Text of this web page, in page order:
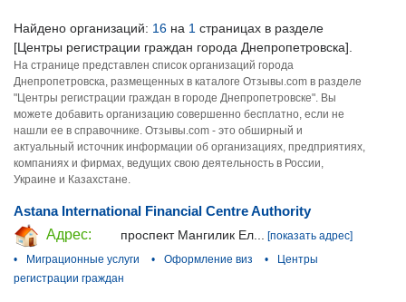
Найдено организаций: 16 на 1 страницах в разделе
[Центры регистрации граждан города Днепропетровска].
На странице представлен список организаций города
Днепропетровска, размещенных в каталоге Отзывы.com в разделе
"Центры регистрации граждан в городе Днепропетровске". Вы
можете добавить организацию совершенно бесплатно, если не
нашли ее в справочнике. Отзывы.com - это обширный и
актуальный источник информации об организациях, предприятиях,
компаниях и фирмах, ведущих свою деятельность в России,
Украине и Казахстане.
Astana International Financial Centre Authority
Адрес:
проспект Мангилик Ел...
[показать адрес]
•
Миграционные услуги • Оформление виз •
Центры
регистрации граждан